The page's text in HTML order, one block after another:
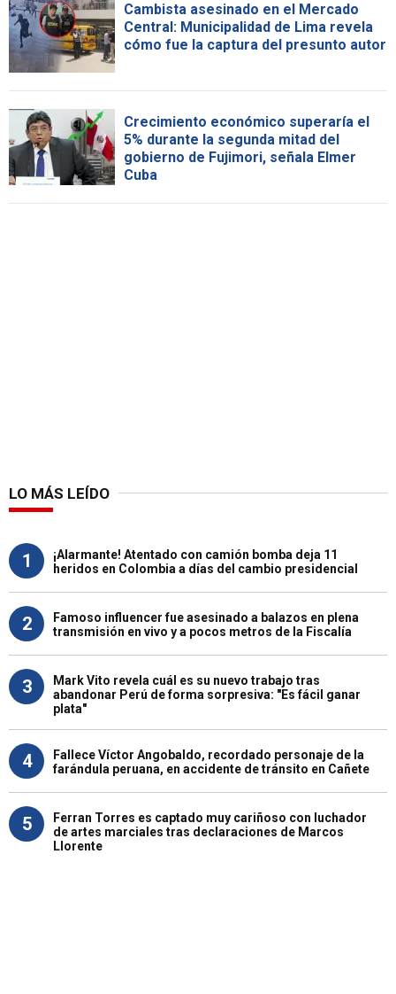
Cambista asesinado en el Mercado
Central: Municipalidad de Lima revela
cómo fue la captura del presunto autor
Crecimiento económico superaría el
5% durante la segunda mitad del
gobierno de Fujimori, señala Elmer
Cuba
LO MÁS LEÍDO
1
¡Alarmante! Atentado con camión bomba deja 11
heridos en Colombia a días del cambio presidencial
2
Famoso influencer fue asesinado a balazos en plena
transmisión en vivo y a pocos metros de la Fiscalía
3
Mark Vito revela cuál es su nuevo trabajo tras
abandonar Perú de forma sorpresiva: "Es fácil ganar
plata"
4
Fallece Víctor Angobaldo, recordado personaje de la
farándula peruana, en accidente de tránsito en Cañete
5
Ferran Torres es captado muy cariñoso con luchador
de artes marciales tras declaraciones de Marcos
Llorente